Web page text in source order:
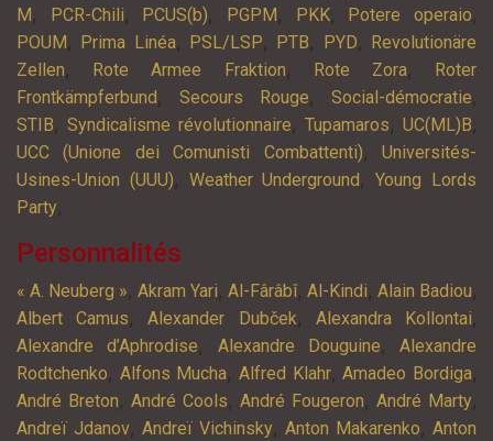
M , PCR-Chili, PCUS(b), PGPM , PKK, Potere operaio,
POUM , Prima Linéa, PSL/LSP, PTB, PYD,
Revolutionäre
Zellen, Rote Armee Fraktion, Rote Zora,
Roter
Frontkämpferbund , Secours Rouge, Social-démocratie,
STIB, Syndicalisme révolutionnaire, Tupamaros, UC(ML)B,
UCC (Unione dei Comunisti Combattenti),Universités-
Usines-Union (UUU), Weather Underground ,Young Lords
Party,
Personnalités
« A. Neuberg », Akram Yari, Al-Fârâbî, Al-Kindi, Alain Badiou,
Albert Camus,Alexander Dubček, Alexandra Kollontai,
Alexandre d’Aphrodise, Alexandre Douguine, Alexandre
Rodtchenko, Alfons Mucha,Alfred Klahr,Amadeo Bordiga,
André Breton, André Cools, André Fougeron, André Marty,
Andreï Jdanov, Andreï Vichinsky, Anton Makarenko, Anton